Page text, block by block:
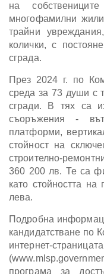
на
многофамилни
трайни
колички, с
сграда.
През 2024 г. по
среда за 73 души с
сгради. В тях са
съоръжения -
платформи,
стойност на
строително-
360 200 лв. Те са
като стойността
лева.
Подробна
кандидатстване по
интернет-
програма за